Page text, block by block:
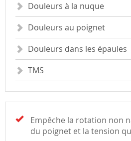
Douleurs à la nuque
Douleurs au poignet
Douleurs dans les épaules
TMS
Empêche la rotation non
du poignet et la tension